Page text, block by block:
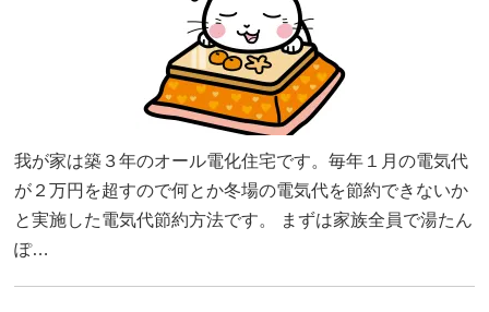
我が家は築３年のオール電化住宅です。毎年１月の電気代
が２万円を超すので何とか冬場の電気代を節約できないか
と実施した電気代節約方法です。 まずは家族全員で湯たん
ぽ…